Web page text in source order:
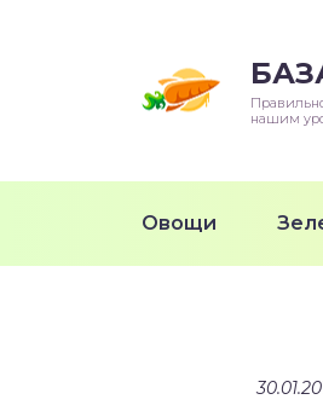
нашим
Овощи